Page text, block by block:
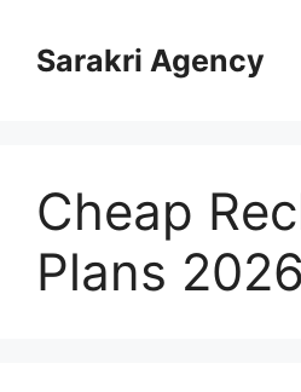
contentSarakri Agency
Cheap
Plans 2026